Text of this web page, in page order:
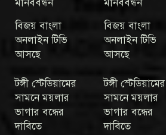
মানববন্ধন
বিজয় বাংলা
অনলাইন টিভি
আসছে
মানববন্ধন
বিজয় বাংলা
অনলাইন টিভি
আসছে
টঙ্গী স্টেডিয়ামের
সামনে ময়লার
ভাগার বন্ধের
দাবিতে
টঙ্গী স্টেডিয়ামের
সামনে ময়লার
ভাগার বন্ধের
দাবিতে